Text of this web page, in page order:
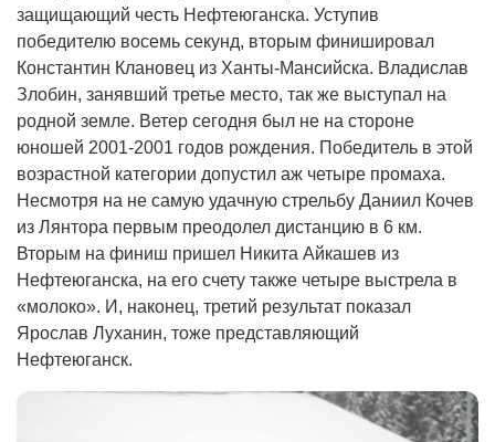
защищающий честь Нефтеюганска. Уступив
победителю восемь секунд, вторым финишировал
Константин Клановец из Ханты-Мансийска. Владислав
Злобин, занявший третье место, так же выступал на
родной земле. Ветер сегодня был не на стороне
юношей 2001-2001 годов рождения. Победитель в этой
возрастной категории допустил аж четыре промаха.
Несмотря на не самую удачную стрельбу Даниил Кочев
из Лянтора первым преодолел дистанцию в 6 км.
Вторым на финиш пришел Никита Айкашев из
Нефтеюганска, на его счету также четыре выстрела в
«молоко». И, наконец, третий результат показал
Ярослав Луханин, тоже представляющий
Нефтеюганск.